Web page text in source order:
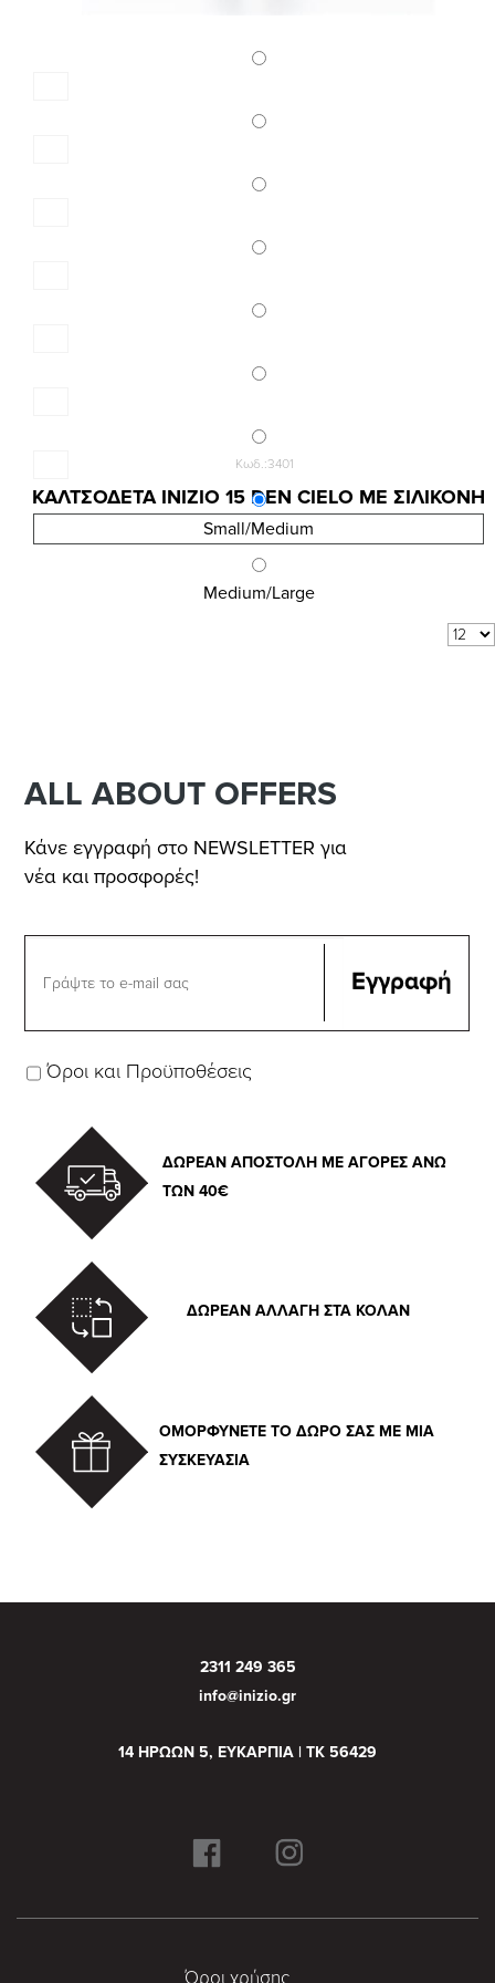
Small/Medium
Medium/Large
Κωδ.:3401
ΚΑΛΤΣΟΔΕΤΑ INIZIO 15 DEN CIELO ME ΣΙΛΙΚΟΝΗ
10,80 € 8,10 €
ALL ABOUT OFFERS
Κάνε εγγραφή στο NEWSLETTER για
νέα και προσφορές!
Όροι και Προϋποθέσεις
ΔΩΡΕΑΝ ΑΠΟΣΤΟΛΗ ΜΕ ΑΓΟΡΕΣ ΑΝΩ
ΤΩΝ 40€
ΔΩΡΕΑΝ ΑΛΛΑΓΗ ΣΤΑ ΚΟΛΑΝ
ΟΜΟΡΦΥΝΕΤΕ ΤΟ ΔΩΡΟ ΣΑΣ ΜΕ ΜΙΑ
ΣΥΣΚΕΥΑΣΙΑ
2311 249 365
info@inizio.gr
14 ΗΡΩΩΝ 5, ΕΥΚΑΡΠΙΑ | ΤΚ 56429
Όροι χρήσης